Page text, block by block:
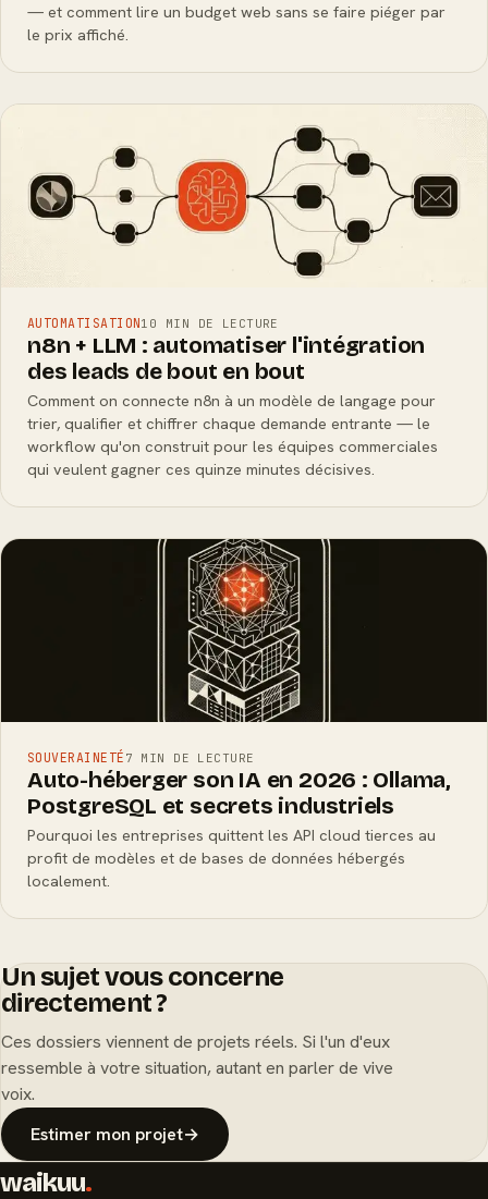
— et comment lire un budget web sans se faire piéger par
le prix affiché.
AUTOMATISATION10 MIN DE LECTURE
n8n + LLM : automatiser l'intégration
des leads de bout en bout
Comment on connecte n8n à un modèle de langage pour
trier, qualifier et chiffrer chaque demande entrante — le
workflow qu'on construit pour les équipes commerciales
qui veulent gagner ces quinze minutes décisives.
SOUVERAINETÉ 7 MIN DE LECTURE
Auto-héberger son IA en 2026 : Ollama,
PostgreSQL et secrets industriels
Pourquoi les entreprises quittent les API cloud tierces au
profit de modèles et de bases de données hébergés
localement.
Un sujet vous concerne
directement ?
Ces dossiers viennent de projets réels. Si l'un d'eux
ressemble à votre situation, autant en parler de vive
voix.
Estimer mon projet→
waikuu.